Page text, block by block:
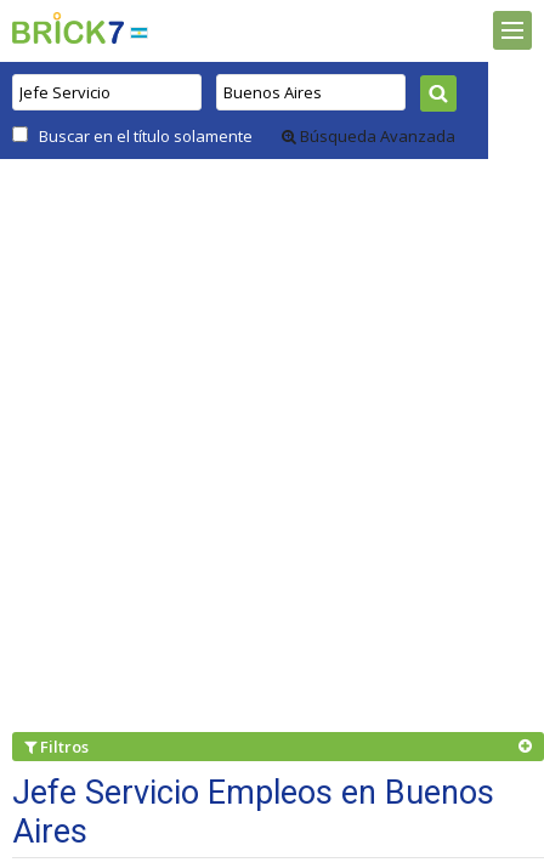
Buscar en el título solamente Búsqueda Avanzada
Filtros
Jefe Servicio Empleos en Buenos
Aires